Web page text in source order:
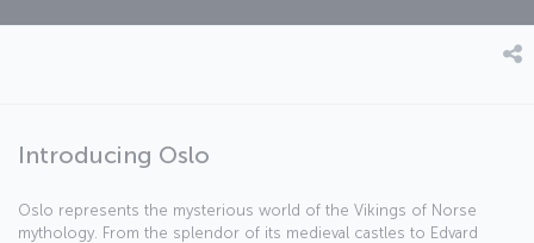
Introducing Oslo
Oslo represents the mysterious world of the Vikings of Norse
mythology. From the splendor of its medieval castles to Edvard